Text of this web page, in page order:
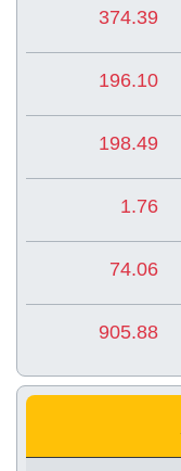
374.39
196.10
198.49
1.76
74.06
905.88